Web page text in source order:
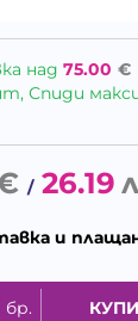
над 75.00 €
Спиди
/ 26.19
и
бр. КУПИ